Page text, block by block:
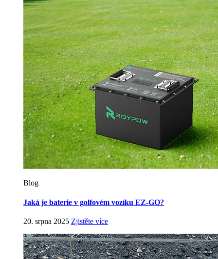
Blog
Jaká je baterie v golfovém vozíku EZ-GO?
20. srpna 2025 Zjistěte více